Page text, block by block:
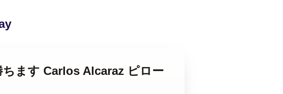
ます Carlos Alcaraz ピロー